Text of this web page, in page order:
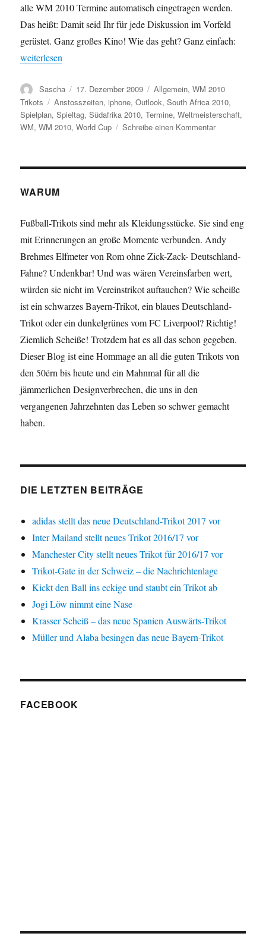
alle WM 2010 Termine automatisch eingetragen werden.
Das heißt: Damit seid Ihr für jede Diskussion im Vorfeld
gerüstet. Ganz großes Kino! Wie das geht? Ganz einfach:
„Der persönliche WM-Plan in Outlook und auf dem iPhone“
weiterlesen
Autor
Sascha
Veröffentlicht
am
17. Dezember 2009 Kategorien
Allgemein,WM 2010
Trikots
Schlagwörter
Anstosszeiten,iphone,Outlook,South Africa 2010,
Spielplan,Spieltag,Südafrika 2010,Termine,Weltmeisterschaft,
WM,WM 2010,World Cup Schreibe einen Kommentarzu
WM-
auf
dem
iPhone
WARUM
Fußball-Trikots sind mehr als Kleidungsstücke. Sie sind eng
mit Erinnerungen an große Momente verbunden. Andy
Brehmes Elfmeter von Rom ohne Zick-Zack- Deutschland-
Fahne? Undenkbar! Und was wären Vereinsfarben wert,
würden sie nicht im Vereinstrikot auftauchen? Wie scheiße
ist ein schwarzes Bayern-Trikot, ein blaues Deutschland-
Trikot oder ein dunkelgrünes vom FC Liverpool? Richtig!
Ziemlich Scheiße! Trotzdem hat es all das schon gegeben.
Dieser Blog ist eine Hommage an all die guten Trikots von
den 50érn bis heute und ein Mahnmal für all die
jämmerlichen Designverbrechen, die uns in den
vergangenen Jahrzehnten das Leben so schwer gemacht
haben.
DIE LETZTEN BEITRÄGE
adidas stellt das neue Deutschland-Trikot 2017 vor
Inter Mailand stellt neues Trikot 2016/17 vor
Manchester City stellt neues Trikot für 2016/17 vor
Trikot-Gate in der Schweiz – die Nachrichtenlage
Kickt den Ball ins eckige und staubt ein Trikot ab
Jogi Löw nimmt eine Nase
Krasser Scheiß – das neue Spanien Auswärts-Trikot
Müller und Alaba besingen das neue Bayern-Trikot
FACEBOOK